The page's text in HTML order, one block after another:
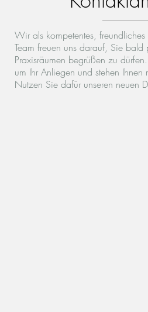
Wir als kompetentes,
Team freuen uns darauf, Sie bald
Praxisräumen begrüßen zu
um Ihr Anliegen und stehen Ihnen
Nutzen Sie dafür unseren neuen